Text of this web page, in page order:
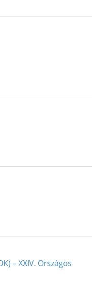
– XXIV. Országos